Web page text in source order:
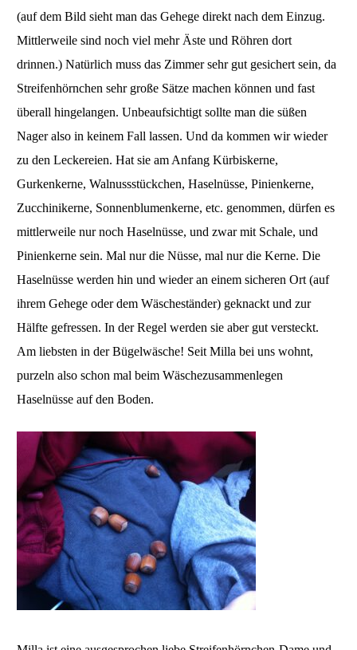
(auf dem Bild sieht man das Gehege direkt nach dem Einzug.
Mittlerweile sind noch viel mehr Äste und Röhren dort
drinnen.) Natürlich muss das Zimmer sehr gut gesichert sein, da
Streifenhörnchen sehr große Sätze machen können und fast
überall hingelangen. Unbeaufsichtigt sollte man die süßen
Nager also in keinem Fall lassen. Und da kommen wir wieder
zu den Leckereien. Hat sie am Anfang Kürbiskerne,
Gurkenkerne, Walnussstückchen, Haselnüsse, Pinienkerne,
Zucchinikerne, Sonnenblumenkerne, etc. genommen, dürfen es
mittlerweile nur noch Haselnüsse, und zwar mit Schale, und
Pinienkerne sein. Mal nur die Nüsse, mal nur die Kerne. Die
Haselnüsse werden hin und wieder an einem sicheren Ort (auf
ihrem Gehege oder dem Wäscheständer) geknackt und zur
Hälfte gefressen. In der Regel werden sie aber gut versteckt.
Am liebsten in der Bügelwäsche! Seit Milla bei uns wohnt,
purzeln also schon mal beim Wäschezusammenlegen
Haselnüsse auf den Boden.